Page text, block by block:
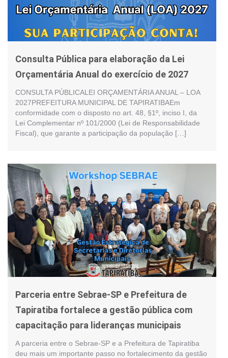
Consulta Pública para elaboração da Lei
Orçamentária Anual do exercício de 2027
CONSULTA PÚBLICALEI ORÇAMENTÁRIA ANUAL – LOA
2027PREFEITURA MUNICIPAL DE TAPIRATIBAEm
conformidade com o disposto no art. 48, §1º, inciso I, da
Lei Complementar nº 101/2000 (Lei de Responsabilidade
Fiscal), que garante a participação da população […]
Parceria entre Sebrae-SP e Prefeitura de
Tapiratiba fortalece a gestão pública com
capacitação para lideranças municipais
A parceria entre o Sebrae-SP e a Prefeitura de Tapiratiba
deu mais um importante passo no fortalecimento da gestão